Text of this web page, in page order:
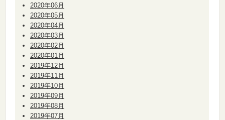
2020年06月
2020年05月
2020年04月
2020年03月
2020年02月
2020年01月
2019年12月
2019年11月
2019年10月
2019年09月
2019年08月
2019年07月